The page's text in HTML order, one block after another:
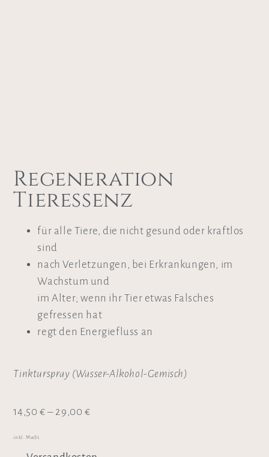
Regeneration
Tieressenz
für alle Tiere, die nicht gesund oder kraftlos
sind
nach Verletzungen, bei Erkrankungen, im
Wachstum und
im Alter; wenn ihr Tier etwas Falsches
gefressen hat
regt den Energiefluss an
Tinkturspray (Wasser-Alkohol-Gemisch)
14,50 €– 29,00€
inkl. MwSt.